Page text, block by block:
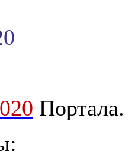
Портала.